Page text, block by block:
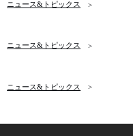
ニュース&トピックス
ニュース&トピックス
ニュース&トピックス